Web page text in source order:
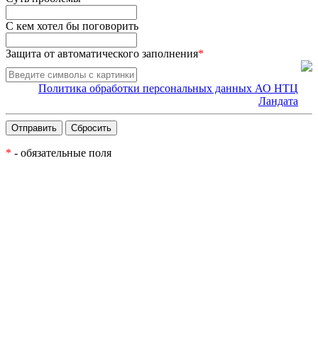
С кем хотел бы поговорить
Защита от автоматического заполнения*
Политика обработки персональных данных АО НТЦ
Ландата
* - обязательные поля